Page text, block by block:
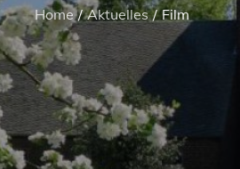
Home Aktuelles Film